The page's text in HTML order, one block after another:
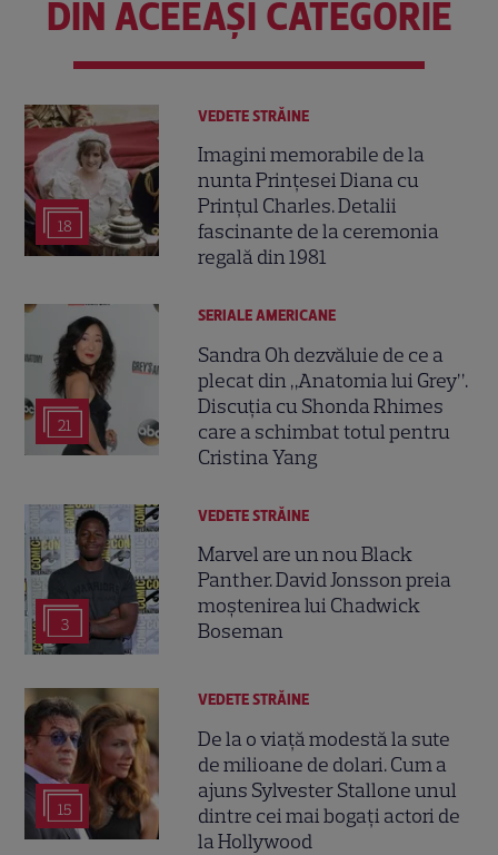
DIN ACEEAȘI CATEGORIE
18
VEDETE STRĂINE
Imagini memorabile de la
nunta Prințesei Diana cu
Prințul Charles. Detalii
fascinante de la ceremonia
regală din 1981
21
SERIALE AMERICANE
Sandra Oh dezvăluie de ce a
plecat din „Anatomia lui Grey”.
Discuția cu Shonda Rhimes
care a schimbat totul pentru
Cristina Yang
3
VEDETE STRĂINE
Marvel are un nou Black
Panther. David Jonsson preia
moștenirea lui Chadwick
Boseman
15
VEDETE STRĂINE
De la o viață modestă la sute
de milioane de dolari. Cum a
ajuns Sylvester Stallone unul
dintre cei mai bogați actori de
la Hollywood